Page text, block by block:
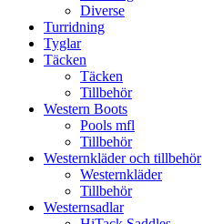
Diverse
Turridning
Tyglar
Täcken
Täcken
Tillbehör
Western Boots
Pools mfl
Tillbehör
Westernkläder och tillbehör
Westernkläder
Tillbehör
Westernsadlar